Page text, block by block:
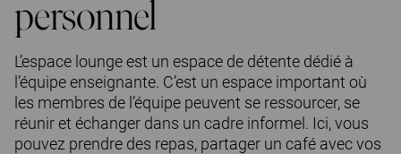
personnel
L’espace lounge est un espace de détente dédié à
l’équipe enseignante. C’est un espace important où
les membres de l’équipe peuvent se ressourcer, se
réunir et échanger dans un cadre informel. Ici, vous
pouvez prendre des repas, partager un café avec vos